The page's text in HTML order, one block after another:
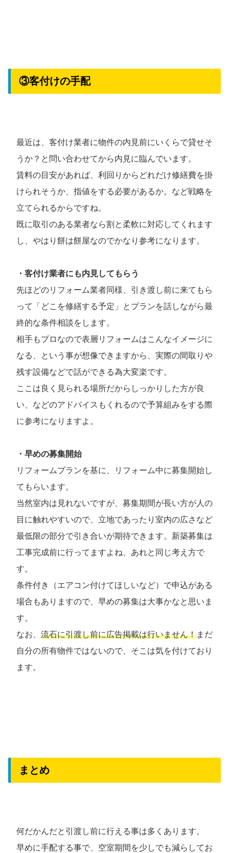
③客付けの手配
最近は、客付け業者に物件の内見前にいくらで貸せそ
うか？と問い合わせてから内見に臨んでいます。
賃料の目安があれば、利回りからどれだけ修繕費を掛
けられそうか、指値をする必要があるか。など戦略を
立てられるからですね。
既に取引のある業者なら割と柔軟に対応してくれます
し、やはり餅は餅屋なのでかなり参考になります。
・客付け業者にも内見してもらう
先ほどのリフォーム業者同様、引き渡し前に来てもら
って「どこを修繕する予定」とプランを話しながら最
終的な条件相談をします。
相手もプロなので表層リフォームはこんなイメージに
なる、という事が想像できますから、実際の間取りや
残す設備などで話ができる為大変楽です。
ここは良く見られる場所だからしっかりした方が良
い、などのアドバイスもくれるので予算組みをする際
に参考になりますよ。
・早めの募集開始
リフォームプランを基に、リフォーム中に募集開始し
てもらいます。
当然室内は見れないですが、募集期間が長い方が人の
目に触れやすいので、立地であったり室内の広さなど
最低限の部分で引き合いが期待できます。新築募集は
工事完成前に行ってますよね、あれと同じ考え方で
す。
条件付き（エアコン付けてほしいなど）で申込がある
場合もありますので、早めの募集は大事かなと思いま
す。
なお、 流石に引渡し前に広告掲載は行いません！まだ
自分の所有物件ではないので、そこは気を付けており
ます。
まとめ
何だかんだと引渡し前に行える事は多くあります。
早めに手配する事で、空室期間を少しでも減らしてお